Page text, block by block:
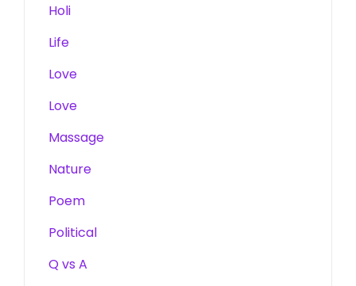
Holi
Life
Love
Love
Massage
Nature
Poem
Political
Q vs A